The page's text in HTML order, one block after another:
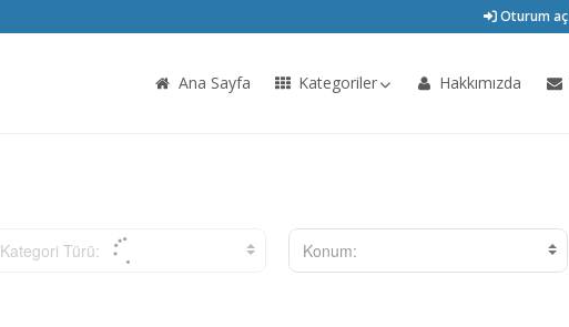
Oturum aç
Ana Sayfa Kategoriler Hakkımızda
Kategori Türü: Konum: